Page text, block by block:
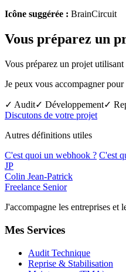
Icône suggérée : BrainCircuit
Vous préparez un
Vous préparez un projet
Je peux vous accompagner
✓ Audit✓ Développement✓
Discutons de votre projet
Autres définitions utiles
C'est quoi un webhook ? C'est
JP
Colin Jean-Patrick
Freelance Senior
J'accompagne les entreprises
Mes Services
Audit Technique
Reprise & Stabilisation